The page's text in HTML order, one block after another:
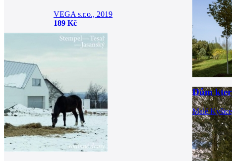
VEGA s.r.o., 2019
189 Kč
Dům
Malé